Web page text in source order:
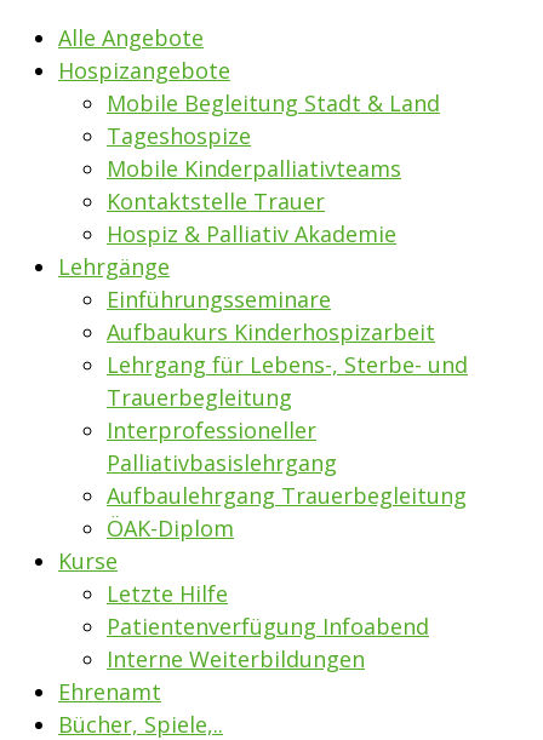
Alle Angebote
Hospizangebote
Mobile Begleitung Stadt & Land
Tageshospize
Mobile Kinderpalliativteams
Kontaktstelle Trauer
Hospiz & Palliativ Akademie
Lehrgänge
Einführungsseminare
Aufbaukurs Kinderhospizarbeit
Lehrgang für Lebens-, Sterbe- und
Trauerbegleitung
Interprofessioneller
Palliativbasislehrgang
Aufbaulehrgang Trauerbegleitung
ÖAK-Diplom
Kurse
Letzte Hilfe
Patientenverfügung Infoabend
Interne Weiterbildungen
Ehrenamt
Bücher, Spiele,..